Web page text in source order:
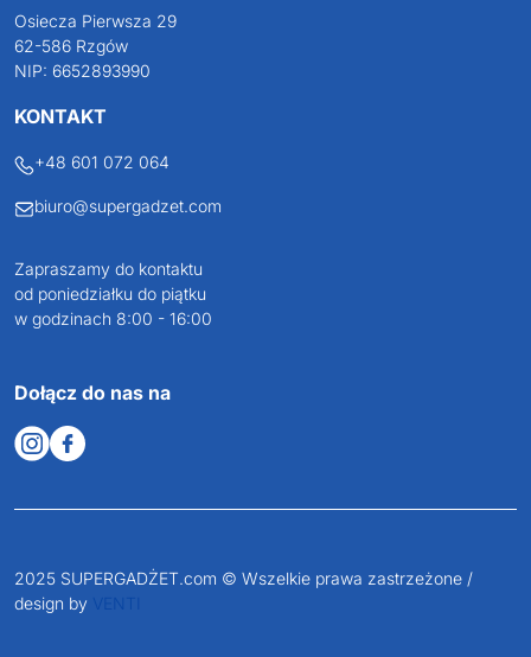
Osiecza Pierwsza 29
62-586 Rzgów
NIP: 6652893990
KONTAKT
+48 601 072 064
biuro@supergadzet.com
Zapraszamy do kontaktu
od poniedziałku do piątku
w godzinach 8:00 - 16:00
Dołącz do nas na
2025 SUPERGADŻET.com © Wszelkie prawa zastrzeżone /
design by VENTI